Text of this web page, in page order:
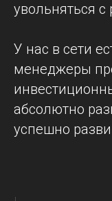
увольняться с
У нас в сети
менеджеры
абсолютно
успешно